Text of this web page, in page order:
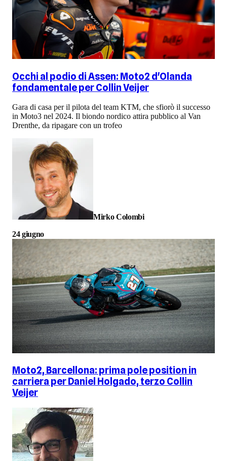
Occhi al podio di Assen: Moto2 d'Olanda
fondamentale per Collin Veijer
Gara di casa per il pilota del team KTM, che sfiorò il successo
in Moto3 nel 2024. Il biondo nordico attira pubblico al Van
Drenthe, da ripagare con un trofeo
Mirko Colombi
24 giugno
Moto2, Barcellona: prima pole position in
carriera per Daniel Holgado, terzo Collin
Veijer